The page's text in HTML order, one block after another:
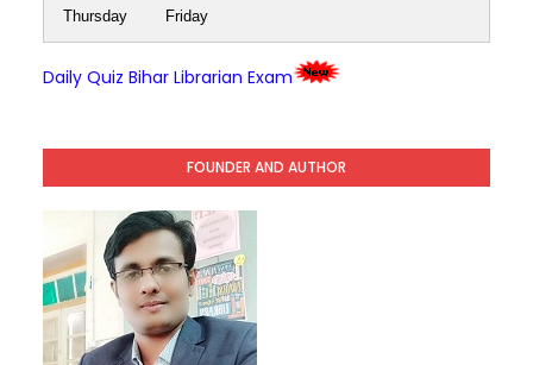
Thursday Friday
Daily Quiz Bihar Librarian Exam
FOUNDER AND AUTHOR